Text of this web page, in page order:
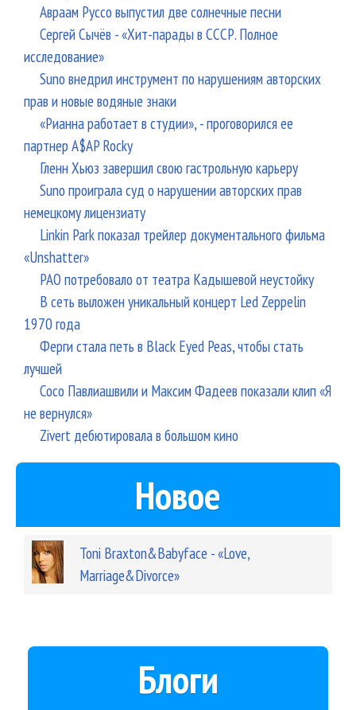
Авраам Руссо выпустил две солнечные песни
Сергей Сычёв - «Хит-парады в СССР. Полное
исследование»
Suno внедрил инструмент по нарушениям авторских
прав и новые водяные знаки
«Рианна работает в студии», - проговорился ее
партнер A$AP Rocky
Гленн Хьюз завершил свою гастрольную карьеру
Suno проиграла суд о нарушении авторских прав
немецкому лицензиату
Linkin Park показал трейлер документального фильма
«Unshatter»
РАО потребовало от театра Кадышевой неустойку
В сеть выложен уникальный концерт Led Zeppelin
1970 года
Ферги стала петь в Black Eyed Peas, чтобы стать
лучшей
Сосо Павлиашвили и Максим Фадеев показали клип «Я
не вернулся»
Zivert дебютировала в большом кино
Новое
Toni Braxton&Babyface - «Love,
Marriage&Divorce»
Блоги